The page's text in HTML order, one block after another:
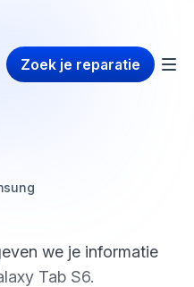
Zoek je reparatie
we je informatie
Tab S6.